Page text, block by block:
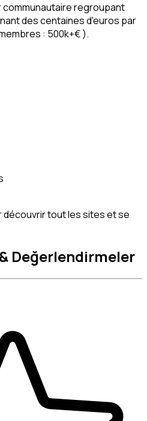
communautaire regroupant
des centaines d'euros par
: 500k+€ ).
tout les sites et se
Değerlendirmeler